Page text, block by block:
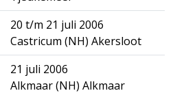
20 t/m 21 juli 2006
Castricum (NH) Akersloot
21 juli 2006
Alkmaar (NH) Alkmaar